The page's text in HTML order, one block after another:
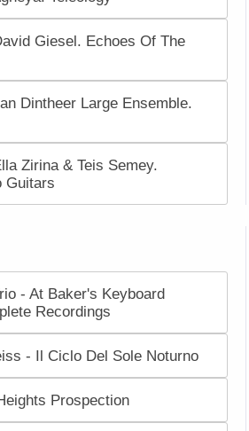
Giesel. Echoes Of The
Dintheer Large Ensemble.
Zirina & Teis Semey.
Guitars
- At Baker's Keyboard
Recordings
- Il Ciclo Del Sole Noturno
Prospection